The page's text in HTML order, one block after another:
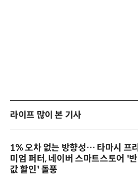
라이프 많이 본 기사
1% 오차 없는 방향성… 타마시 프리
미엄 퍼터, 네이버 스마트스토어 '반
값 할인' 돌풍